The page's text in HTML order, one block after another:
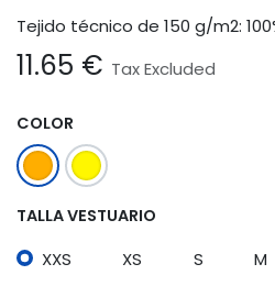
Tejido técnico de 150 g/m2:
11.65 € Tax Excluded
COLOR
TALLA VESTUARIO
XXS XS S M